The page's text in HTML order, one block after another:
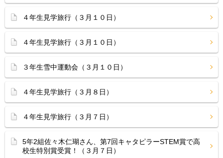
４年生見学旅行（３月１０日）
４年生見学旅行（３月１０日）
３年生雪中運動会（３月１０日）
４年生見学旅行（３月８日）
４年生見学旅行（３月７日）
5年2組佐々木仁瑚さん、第7回キャタピラーSTEM賞で高
校生特別賞受賞！（３月７日）